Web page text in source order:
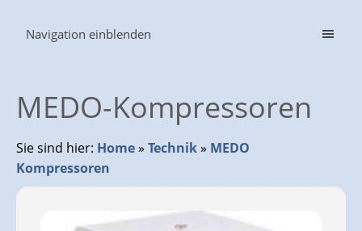
Navigation einblenden
MEDO-Kompressoren
Sie sind hier: Home» Technik» MEDO
Kompressoren